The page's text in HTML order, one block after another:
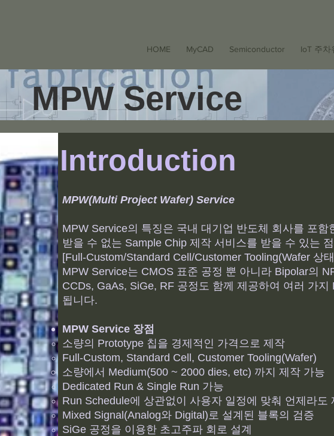
HOME MyCAD Semiconductor IoT 주차
MPW Service
Introduction
MPW(Multi Project Wafer) Service
MPW Service의 특징은 국내 대기업 반도체 회사를 포함
받을 수 없는 Sample Chip 제작 서비스를 받을 수 있는
[Full-Custom/Standard Cell/Customer Tooling(Wafer 상
MPW Service는 CMOS 표준 공정 뿐 아니라 Bipolar의
CCDs, GaAs, SiGe, RF 공정도 함께 제공하여 여러 가지
됩니다.
MPW Service 장점
소량의 Prototype 칩을 경제적인 가격으로 제작
Full-Custom, Standard Cell, Customer Tooling(Wafer)
소량에서 Medium(500 ~ 2000 dies, etc) 까지 제작 가능
Dedicated Run & Single Run 가능
Run Schedule에 상관없이 사용자 일정에 맞춰 언제라도
Mixed Signal(Analog와 Digital)로 설계된 블록의 검증
SiGe 공정을 이용한 초고주파 회로 설계